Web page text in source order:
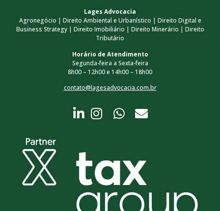
Lages Advocacia
Agronegócio | Direito Ambiental e Urbanístico | Direito Digital e
Business Strategy | Direito Imobiliário | Direito Minerário | Direito
Tributário
Horário de Atendimento
Segunda-feira a Sexta-feira
8h00 – 12h00 e 14h00 – 18h00
contato@lagesadvocacia.com.br